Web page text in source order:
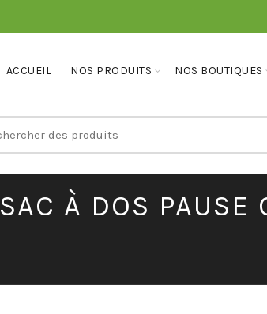
ACCUEIL NOS PRODUITS NOS BOUTIQUES
SAC À DOS PAUSE